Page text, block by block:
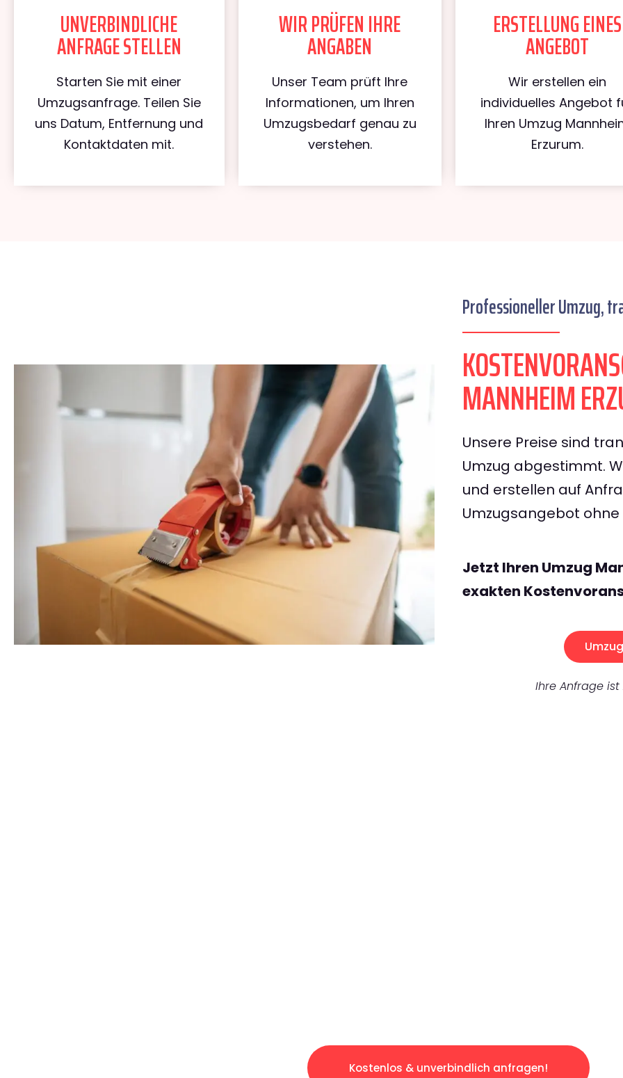
UNVERBINDLICHE
ANFRAGE STELLEN
Starten Sie mit einer
Umzugsanfrage. Teilen Sie
uns Datum, Entfernung und
Kontaktdaten mit.
WIR PRÜFEN IHRE
ANGABEN
Unser Team prüft Ihre
Informationen, um Ihren
Umzugsbedarf genau zu
verstehen.
ERSTELLUNG EINES
ANGEBOT
Wir erstellen ein
individuelles Angebot
Ihren Umzug
Erzurum.
Professioneller Umzug,
MANNHEIM
Unsere Preise sind
Umzug abgestimmt.
und erstellen auf
Umzugsangebot
Jetzt Ihren Umzug
exakten
Ihre Anfrage ist
Kostenlos & unverbindlich anfragen!